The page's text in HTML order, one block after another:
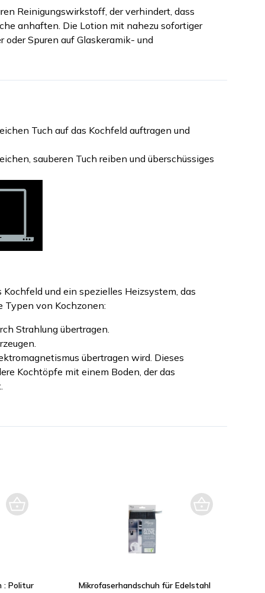
Reinigungswirkstoff, der verhindert, dass
anhaften. Die Lotion mit nahezu sofortiger
Spuren auf Glaskeramik- und
Tuch auf das Kochfeld auftragen und
sauberen Tuch reiben und überschüssiges
und ein spezielles Heizsystem, das
Typen von Kochzonen:
Strahlung übertragen.
übertragen wird. Dieses
Kochtöpfe mit einem Boden, der das
: Politur
Mikrofaserhandschuh für Edelstahl